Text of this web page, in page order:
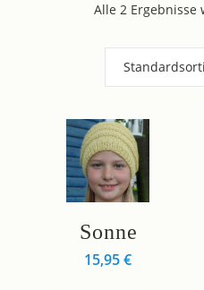
Alle 2 Ergebnisse
Produkt
weist
Sonne
15,95€